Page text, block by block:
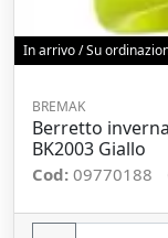
In arrivo / Su
BREMAK
Berretto
BK2003 Giallo
Cod: 09770188